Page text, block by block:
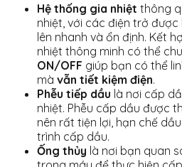
Hệ thống gia nhiệt thông
nhiệt, với các điện trở
lên nhanh và ổn định. Kết
nhiệt thông minh có thể
ON/OFF giúp bạn có thể
mà vẫn tiết kiệm điện.
Phễu tiếp dầu là nơi cấp
nhiệt. Phễu cấp dầu được
nên rất tiện lợi, hạn chế
trình cấp dầu.
Ống thủy là nơi bạn quan